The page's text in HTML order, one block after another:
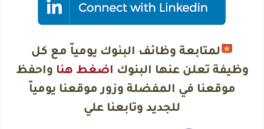
لمتابعة وظائف البنوك يومياّ مع كل
وظيفة تعلن عنها البنوك اضغط هنا واحفظ
موقعنا في المفضلة وزور موقعنا يومياّ
للجديد وتابعنا علي